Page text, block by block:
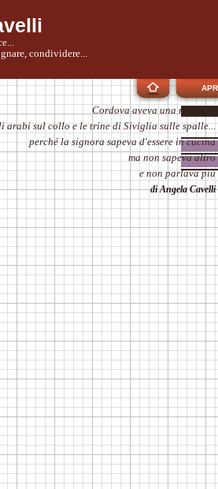
condividere...
Cordova aveva una moschea
arabi sul collo e le trine di Siviglia sulle spalle...
perché la signora sapeva d'essere in cucina
ma non sapeva altro
e non parlava più
di Angela Cavelli